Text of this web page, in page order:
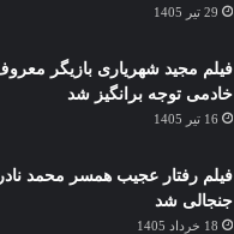
29 تیر 1405
فیلم مجید شهریاری بازیگر
خادمی توجه برانگیز شد
16 تیر 1405
فیلم رفتار عجیب همسر محمد
جنجالی شد
18 خرداد 1405